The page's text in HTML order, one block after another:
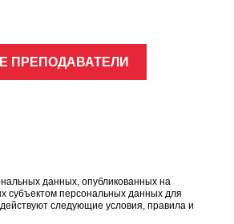
ПРЕПОДАВАТЕЛИ
данных, опубликованных на
субъектом персональных данных для
следующие условия, правила и